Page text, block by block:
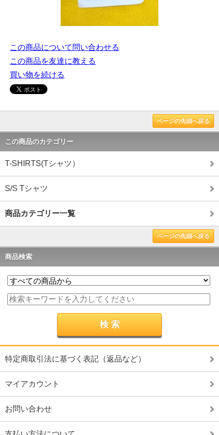
この商品について問い合わせる
この商品を友達に教える
買い物を続ける
ページの先頭へ戻る
この商品のカテゴリー
T-SHIRTS(Tシャツ）
S/S Tシャツ
商品カテゴリー一覧
ページの先頭へ戻る
商品検索
特定商取引法に基づく表記（返品など）
マイアカウント
お問い合わせ